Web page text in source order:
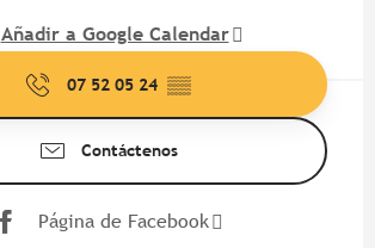
Añadir a Google Calendar
07 52 05 24 ▒▒
Contáctenos
Página de Facebook